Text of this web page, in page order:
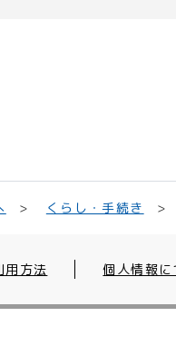
くらし・手続き
用方法 個人情報に